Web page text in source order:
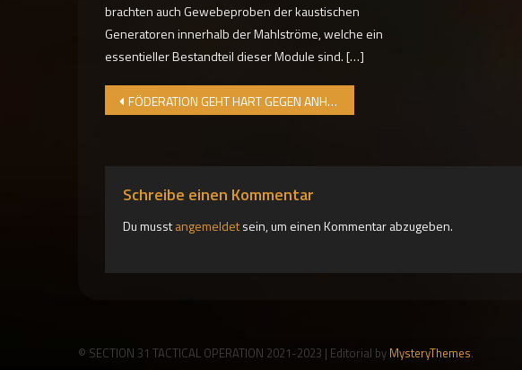
brachten auch Gewebeproben der kaustischen
Generatoren innerhalb der Mahlströme, welche ein
essentieller Bestandteil dieser Module sind. […]
Beitragsnavigation
FÖDERATION GEHT HART GEGEN ANHÄNGER DER THARGOIDEN VOR
Schreibe einen Kommentar
Du musstangemeldetsein, um einen Kommentar abzugeben.
© SECTION 31 TACTICAL OPERATION 2021-2023 | Editorial by MysteryThemes.